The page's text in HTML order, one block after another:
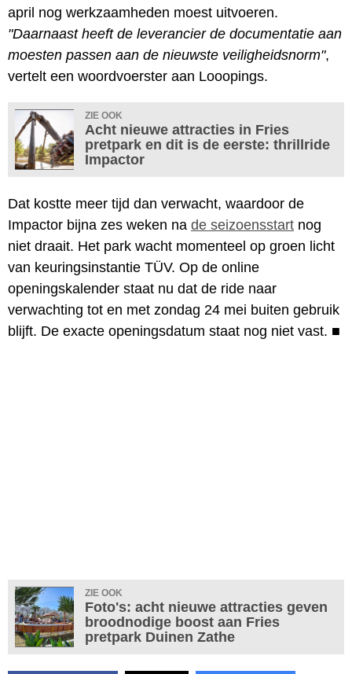
april nog werkzaamheden moest uitvoeren.
"Daarnaast heeft de leverancier de documentatie aan
moesten passen aan de nieuwste veiligheidsnorm",
vertelt een woordvoerster aan Looopings.
ZIE OOK
Acht nieuwe attracties in Fries
pretpark en dit is de eerste: thrillride
Impactor
Dat kostte meer tijd dan verwacht, waardoor de
Impactor bijna zes weken na de seizoensstart nog
niet draait. Het park wacht momenteel op groen licht
van keuringsinstantie TÜV. Op de online
openingskalender staat nu dat de ride naar
verwachting tot en met zondag 24 mei buiten gebruik
blijft. De exacte openingsdatum staat nog niet vast. ■
ZIE OOK
Foto's: acht nieuwe attracties geven
broodnodige boost aan Fries
pretpark Duinen Zathe